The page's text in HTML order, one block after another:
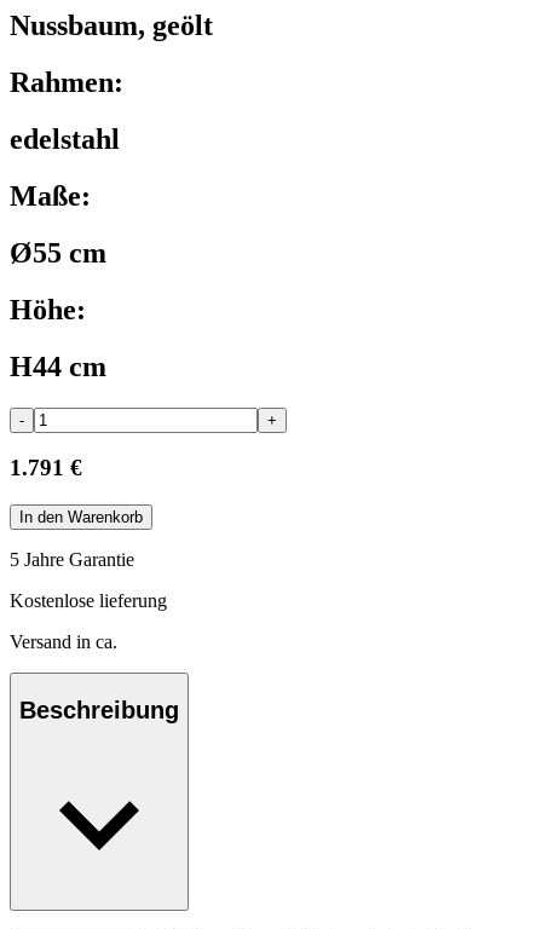
Nussbaum, geölt
Rahmen:
edelstahl
Maße:
Ø55 cm
Höhe:
H44 cm
- +
1.791 €
In den Warenkorb
5 Jahre Garantie
Kostenlose lieferung
Versand in ca.
Beschreibung